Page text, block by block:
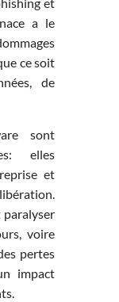
a le
ce soit
de
sont
elles
et
paralyser
voire
pertes
impact